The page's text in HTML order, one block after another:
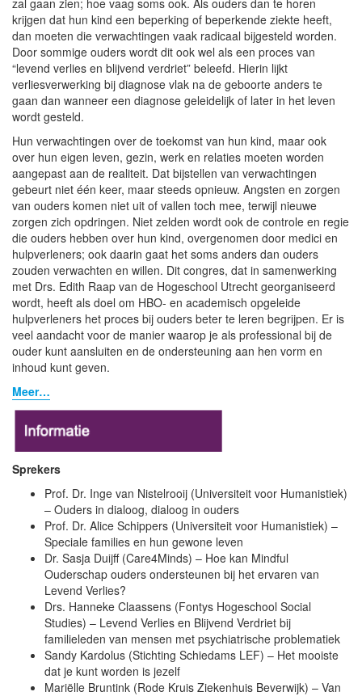
krijgen dat hun kind een beperking of beperkende ziekte heeft,
dan moeten die verwachtingen vaak radicaal bijgesteld worden.
Door sommige ouders wordt dit ook wel als een proces van
“levend verlies en blijvend verdriet” beleefd. Hierin lijkt
verliesverwerking bij diagnose vlak na de geboorte anders te
gaan dan wanneer een diagnose geleidelijk of later in het leven
wordt gesteld.
Hun verwachtingen over de toekomst van hun kind, maar ook
over hun eigen leven, gezin, werk en relaties moeten worden
aangepast aan de realiteit. Dat bijstellen van verwachtingen
gebeurt niet één keer, maar steeds opnieuw. Angsten en zorgen
van ouders komen niet uit of vallen toch mee, terwijl nieuwe
zorgen zich opdringen. Niet zelden wordt ook de controle en regie
die ouders hebben over hun kind, overgenomen door medici en
hulpverleners; ook daarin gaat het soms anders dan ouders
zouden verwachten en willen. Dit congres, dat in samenwerking
met Drs. Edith Raap van de Hogeschool Utrecht georganiseerd
wordt, heeft als doel om HBO- en academisch opgeleide
hulpverleners het proces bij ouders beter te leren begrijpen. Er is
veel aandacht voor de manier waarop je als professional bij de
ouder kunt aansluiten en de ondersteuning aan hen vorm en
inhoud kunt geven.
Meer…
Sprekers
Prof. Dr. Inge van Nistelrooij (Universiteit voor Humanistiek)
– Ouders in dialoog, dialoog in ouders
Prof. Dr. Alice Schippers (Universiteit voor Humanistiek) –
Speciale families en hun gewone leven
Dr. Sasja Duijff (Care4Minds) – Hoe kan Mindful
Ouderschap ouders ondersteunen bij het ervaren van
Levend Verlies?
Drs. Hanneke Claassens (Fontys Hogeschool Social
Studies) – Levend Verlies en Blijvend Verdriet bij
familieleden van mensen met psychiatrische problematiek
Sandy Kardolus (Stichting Schiedams LEF) – Het mooiste
dat je kunt worden is jezelf
Mariëlle Bruntink (Rode Kruis Ziekenhuis Beverwijk) – Van